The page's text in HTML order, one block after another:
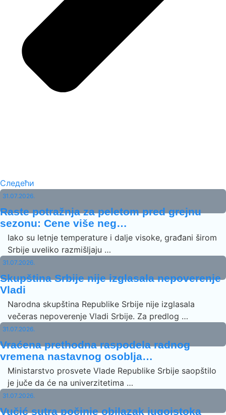
Следећи
31.07.2026.
Raste potražnja za peletom pred grejnu
sezonu: Cene više neg…
Iako su letnje temperature i dalje visoke, građani širom
Srbije uveliko razmišljaju …
31.07.2026.
Skupština Srbije nije izglasala nepoverenje
Vladi
Narodna skupština Republike Srbije nije izglasala
večeras nepoverenje Vladi Srbije. Za predlog …
31.07.2026.
Vraćena prethodna raspodela radnog
vremena nastavnog osoblja…
Ministarstvo prosvete Vlade Republike Srbije saopštilo
je juče da će na univerzitetima …
31.07.2026.
Vučić sutra počinje obilazak jugoistoka